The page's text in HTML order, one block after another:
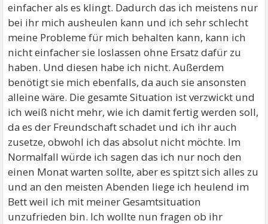
einfacher als es klingt. Dadurch das ich meistens nur
bei ihr mich ausheulen kann und ich sehr schlecht
meine Probleme für mich behalten kann, kann ich
nicht einfacher sie loslassen ohne Ersatz dafür zu
haben. Und diesen habe ich nicht. Außerdem
benötigt sie mich ebenfalls, da auch sie ansonsten
alleine wäre. Die gesamte Situation ist verzwickt und
ich weiß nicht mehr, wie ich damit fertig werden soll,
da es der Freundschaft schadet und ich ihr auch
zusetze, obwohl ich das absolut nicht möchte. Im
Normalfall würde ich sagen das ich nur noch den
einen Monat warten sollte, aber es spitzt sich alles zu
und an den meisten Abenden liege ich heulend im
Bett weil ich mit meiner Gesamtsituation
unzufrieden bin. Ich wollte nun fragen ob ihr